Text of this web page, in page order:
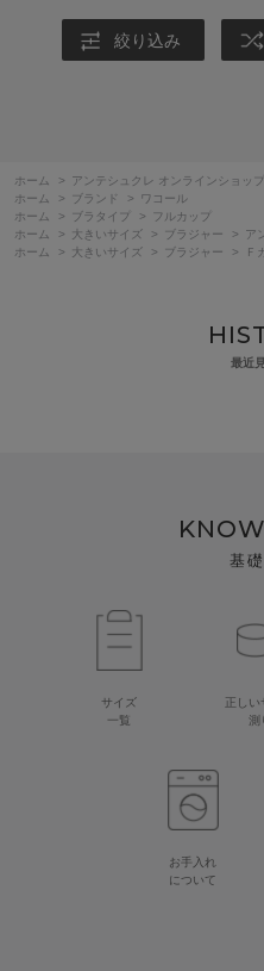
絞り込み
ホーム > アンテシュクレ オンラインショップ
ホーム
> ブランド >
ワコール
ホーム
> ブラタイプ >
フルカップ
ホーム
> 大きいサイズ > ブラジャー >
ア
ホーム
> 大きいサイズ > ブラジャー > Ｆ
最近
基
サイズ
一覧
正しい
測
お手入れ
について